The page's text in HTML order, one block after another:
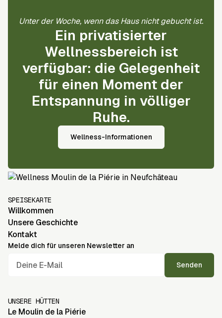
Unter der Woche, wenn das Haus nicht gebucht ist.
Ein privatisierter
Wellnessbereich ist
verfügbar: die Gelegenheit
für einen Moment der
Entspannung in völliger
Ruhe.
Wellness-Informationen
SPEISEKARTE
Willkommen
Unsere Geschichte
Kontakt
Melde dich für unseren Newsletter an
UNSERE HÜTTEN
Le Moulin de la Piérie